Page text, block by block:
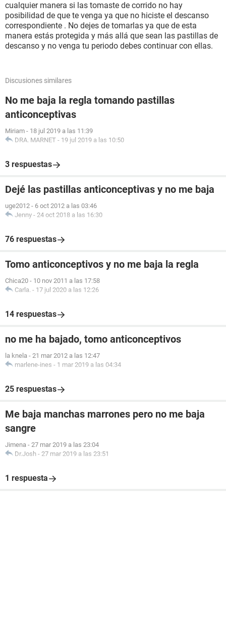
cualquier manera si las tomaste de corrido no hay
posibilidad de que te venga ya que no hiciste el descanso
correspondiente . No dejes de tomarlas ya que de esta
manera estás protegida y más allá que sean las pastillas de
descanso y no venga tu periodo debes continuar con ellas.
Discusiones similares
No me baja la regla tomando pastillas
anticonceptivas
Miriam - 18 jul 2019 a las 11:39
DRA. MARNET - 19 jul 2019 a las 10:50
3 respuestas
Dejé las pastillas anticonceptivas y no me baja
uge2012 - 6 oct 2012 a las 03:46
Jenny - 24 oct 2018 a las 16:30
76 respuestas
Tomo anticonceptivos y no me baja la regla
Chica20 - 10 nov 2011 a las 17:58
Carla. - 17 jul 2020 a las 12:26
14 respuestas
no me ha bajado, tomo anticonceptivos
la knela - 21 mar 2012 a las 12:47
marlene-ines - 1 mar 2019 a las 04:34
25 respuestas
Me baja manchas marrones pero no me baja
sangre
Jimena - 27 mar 2019 a las 23:04
Dr.Josh - 27 mar 2019 a las 23:51
1 respuesta